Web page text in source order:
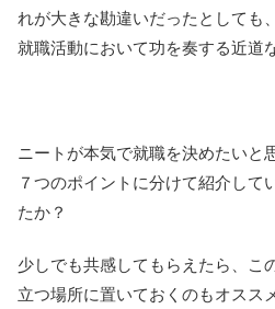
れが大きな勘違いだったとしても
就職活動において功を奏する近道
ニートが本気で就職を決めたいと
７つのポイントに分けて紹介して
たか？
少しでも共感してもらえたら、こ
立つ場所に置いておくのもオスス